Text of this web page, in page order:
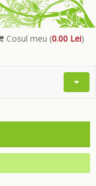
Cosul meu (0.00 Lei)
Open